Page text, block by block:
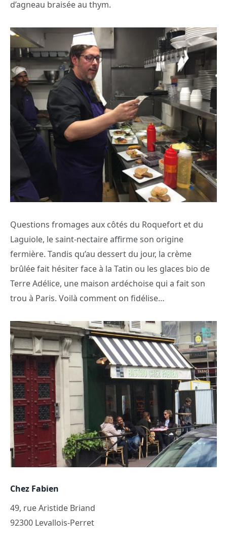
d’agneau braisée au thym.
Questions fromages aux côtés du Roquefort et du
Laguiole, le saint-nectaire affirme son origine
fermière. Tandis qu’au dessert du jour, la crème
brûlée fait hésiter face à la Tatin ou les glaces bio de
Terre Adélice, une maison ardéchoise qui a fait son
trou à Paris. Voilà comment on fidélise…
Chez Fabien
49, rue Aristide Briand
92300 Levallois-Perret